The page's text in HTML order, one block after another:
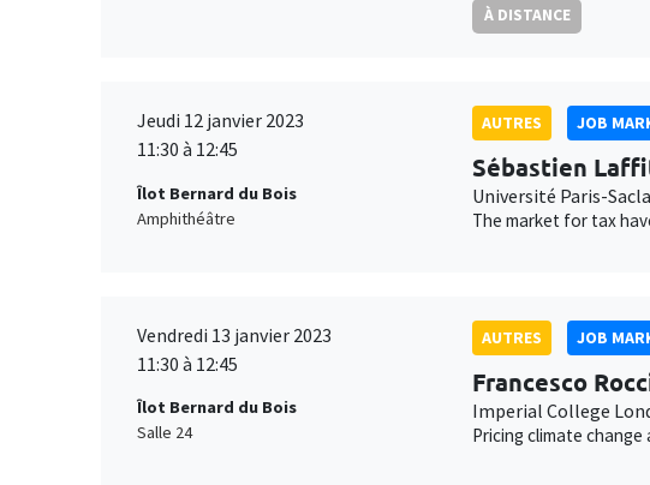
À DISTANCE
Jeudi 12 janvier 2023
11:30 à 12:45
Îlot Bernard du Bois
Amphithéâtre
AUTRES JOB
Sébastien
Université Paris-
The market for tax
Vendredi 13 janvier 2023
11:30 à 12:45
Îlot Bernard du Bois
Salle 24
AUTRES JOB
Francesco
Imperial College
Pricing climate change